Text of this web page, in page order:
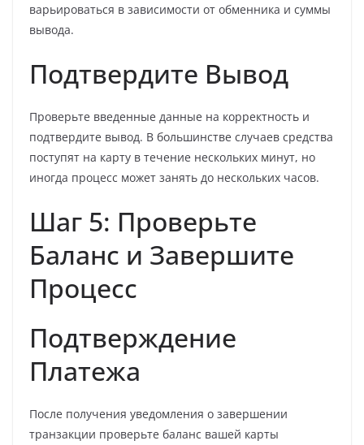
варьироваться в зависимости от обменника и суммы
вывода.
Подтвердите Вывод
Проверьте введенные данные на корректность и
подтвердите вывод. В большинстве случаев средства
поступят на карту в течение нескольких минут, но
иногда процесс может занять до нескольких часов.
Шаг 5: Проверьте
Баланс и Завершите
Процесс
Подтверждение
Платежа
После получения уведомления о завершении
транзакции проверьте баланс вашей карты